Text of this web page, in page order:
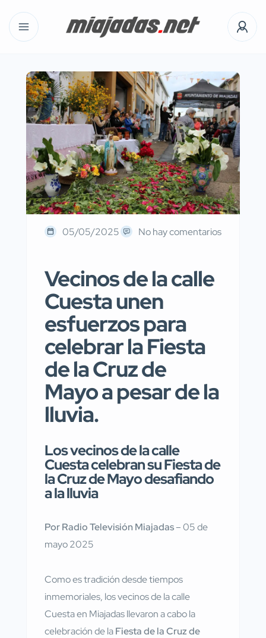
05/05/2025 No hay comentarios
Vecinos de la calle
Cuesta unen
esfuerzos para
celebrar la Fiesta
de la Cruz de
Mayo a pesar de la
lluvia.
Los vecinos de la calle
Cuesta celebran su Fiesta de
la Cruz de Mayo desafiando
a la lluvia
Por Radio Televisión Miajadas– 05 de
mayo 2025
Como es tradición desde tiempos
inmemoriales, los vecinos de la calle
Cuesta en Miajadas llevaron a cabo la
celebración de laFiesta de la Cruz de